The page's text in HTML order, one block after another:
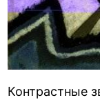
Контрастные